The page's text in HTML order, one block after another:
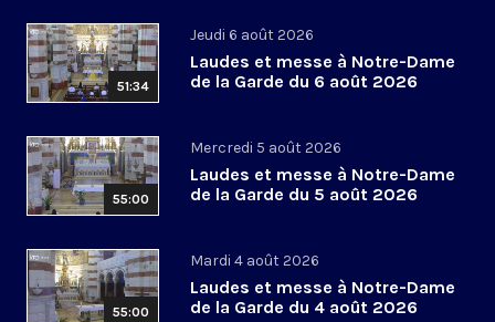
51:34
Jeudi 6 août 2026
Laudes et messe à Notre-Dame
de la Garde du 6 août 2026
55:00
Mercredi 5 août 2026
Laudes et messe à Notre-Dame
de la Garde du 5 août 2026
55:00
Mardi 4 août 2026
Laudes et messe à Notre-Dame
de la Garde du 4 août 2026